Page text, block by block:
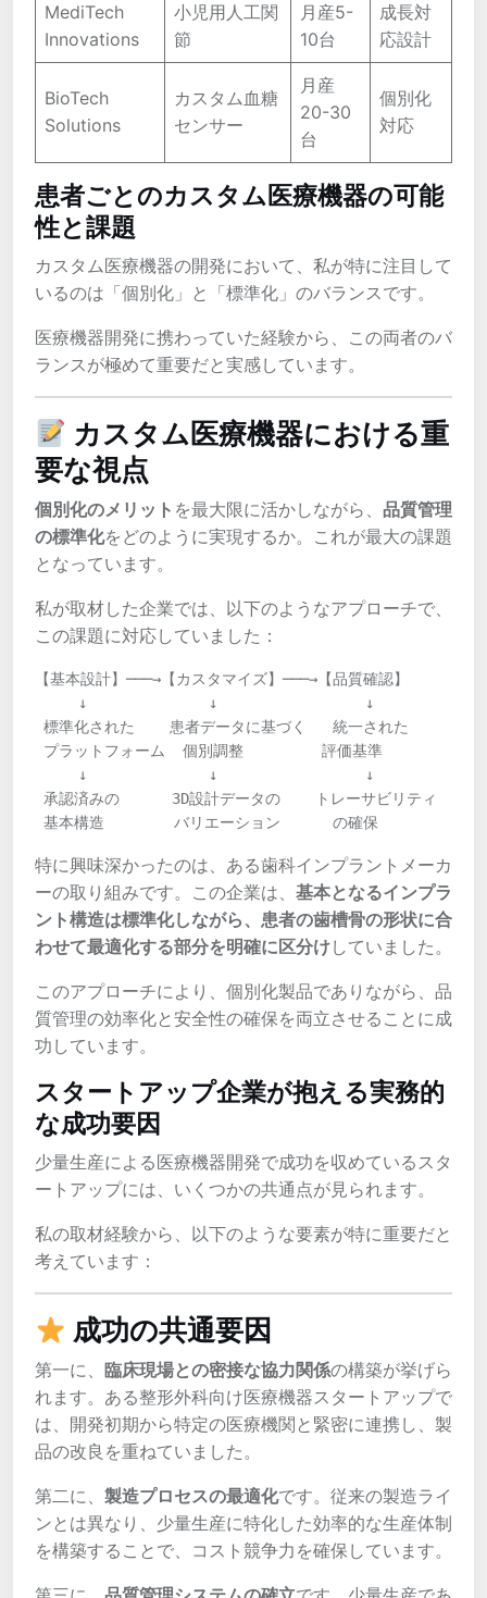
MediTech
Innovations
小児用人工関
節
月産5-
10台
成長対
応設計
BioTech
Solutions
カスタム血糖
センサー
月産
20-30
台
個別化
対応
患者ごとのカスタム医療機器の可能
性と課題
カスタム医療機器の開発において、私が特に注目して
いるのは「個別化」と「標準化」のバランスです。
医療機器開発に携わっていた経験から、この両者のバ
ランスが極めて重要だと実感しています。
カスタム医療機器における重
要な視点
個別化のメリット を最大限に活かしながら、 品質管理
の標準化をどのように実現するか。これが最大の課題
となっています。
私が取材した企業では、以下のようなアプローチで、
この課題に対応していました：
【基本設計】───→【カスタマイズ】───→【品質確認】
基本構造        バリエーション      の確保
特に興味深かったのは、ある歯科インプラントメーカ
ーの取り組みです。この企業は、 基本となるインプラ
ント構造は標準化しながら、患者の歯槽骨の形状に合
わせて最適化する部分を明確に区分けしていました。
このアプローチにより、個別化製品でありながら、品
質管理の効率化と安全性の確保を両立させることに成
功しています。
スタートアップ企業が抱える実務的
な成功要因
少量生産による医療機器開発で成功を収めているスタ
ートアップには、いくつかの共通点が見られます。
私の取材経験から、以下のような要素が特に重要だと
考えています：
成功の共通要因
第一に、 臨床現場との密接な協力関係の構築が挙げら
れます。ある整形外科向け医療機器スタートアップで
は、開発初期から特定の医療機関と緊密に連携し、製
品の改良を重ねていました。
第二に、 製造プロセスの最適化です。従来の製造ライ
ンとは異なり、少量生産に特化した効率的な生産体制
を構築することで、コスト競争力を確保しています。